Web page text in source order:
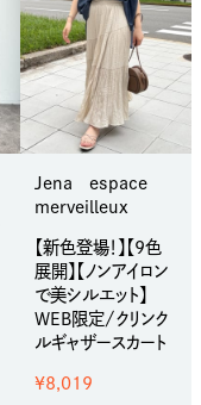
Jena espace
merveilleux
【新色登場！】【9色
展開】【ノンアイロン
で美シルエット】
WEB限定/クリンク
ルギャザースカート
¥8,019